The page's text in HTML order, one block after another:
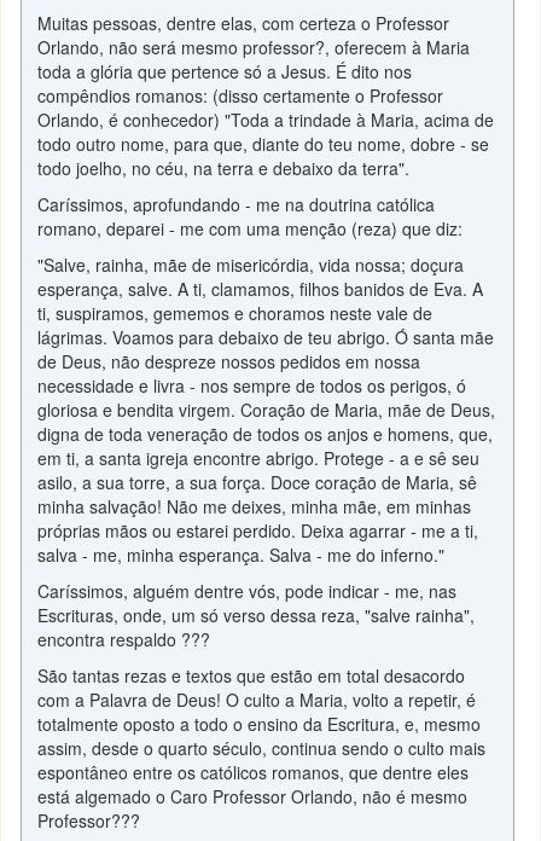
Muitas pessoas, dentre elas, com certeza o Professor
Orlando, não será mesmo professor?, oferecem à Maria
toda a glória que pertence só a Jesus. É dito nos
compêndios romanos: (disso certamente o Professor
Orlando, é conhecedor) "Toda a trindade à Maria, acima de
todo outro nome, para que, diante do teu nome, dobre - se
todo joelho, no céu, na terra e debaixo da terra".
Caríssimos, aprofundando - me na doutrina católica
romano, deparei - me com uma menção (reza) que diz:
"Salve, rainha, mãe de misericórdia, vida nossa; doçura
esperança, salve. A ti, clamamos, filhos banidos de Eva. A
ti, suspiramos, gememos e choramos neste vale de
lágrimas. Voamos para debaixo de teu abrigo. Ó santa mãe
de Deus, não despreze nossos pedidos em nossa
necessidade e livra - nos sempre de todos os perigos, ó
gloriosa e bendita virgem. Coração de Maria, mãe de Deus,
digna de toda veneração de todos os anjos e homens, que,
em ti, a santa igreja encontre abrigo. Protege - a e sê seu
asilo, a sua torre, a sua força. Doce coração de Maria, sê
minha salvação! Não me deixes, minha mãe, em minhas
próprias mãos ou estarei perdido. Deixa agarrar - me a ti,
salva - me, minha esperança. Salva - me do inferno."
Caríssimos, alguém dentre vós, pode indicar - me, nas
Escrituras, onde, um só verso dessa reza, "salve rainha",
encontra respaldo ???
São tantas rezas e textos que estão em total desacordo
com a Palavra de Deus! O culto a Maria, volto a repetir, é
totalmente oposto a todo o ensino da Escritura, e, mesmo
assim, desde o quarto século, continua sendo o culto mais
espontâneo entre os católicos romanos, que dentre eles
está algemado o Caro Professor Orlando, não é mesmo
Professor???